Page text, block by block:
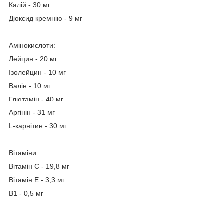
Калій - 30 мг
Діоксид кремнію - 9 мг
Амінокислоти:
Лейцин - 20 мг
Ізолейцин - 10 мг
Валін - 10 мг
Глютамін - 40 мг
Аргінін - 31 мг
L-карнітин - 30 мг
Вітаміни:
Вітамін С - 19,8 мг
Вітамін Е - 3,3 мг
В1 - 0,5 мг